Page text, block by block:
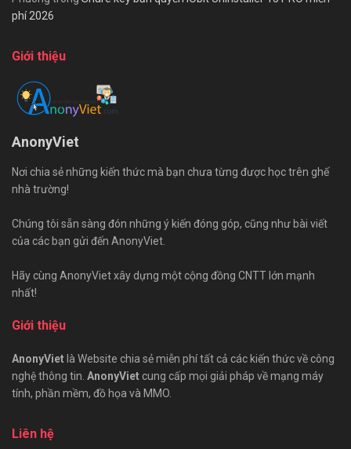
phí 2026
Giới thiệu
AnonyViet
Nơi chia sẻ những kiến thức mà bạn chưa từng được học trên ghế
nhà trường!
Chúng tôi sẵn sàng đón những ý kiến đóng góp, cũng như bài viết
của các bạn gửi đến AnonyViet.
Hãy cùng AnonyViet xây dựng một cộng đồng CNTT lớn mạnh
nhất!
Giới thiệu
AnonyViet là Website chia sẻ miễn phí tất cả các kiến thức về công
nghệ thông tin. AnonyViet cung cấp mọi giải pháp về mạng máy
tính, phần mềm, đồ họa và MMO.
Liên hệ